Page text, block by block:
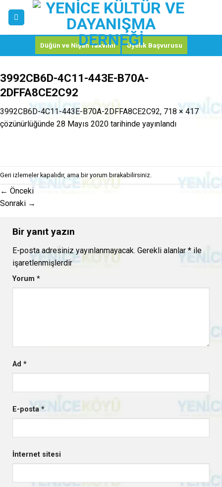
Düğün ve Nişan Takvimi Üyelik Başvurusu
3992CB6D-4C11-443E-B70A-
2DFFA8CE2C92
3992CB6D-4C11-443E-B70A-2DFFA8CE2C92, 718 × 417
çözünürlüğünde 28 Mayıs 2020 tarihinde yayınlandı
Geri izlemeler kapalıdır, ama bir yorum bırakabilirsiniz.
← Önceki
Sonraki →
Bir yanıt yazın
E-posta adresiniz yayınlanmayacak. Gerekli alanlar *ile
işaretlenmişlerdir
Yorum *
Ad *
E-posta *
İnternet sitesi